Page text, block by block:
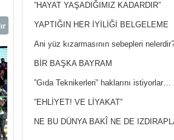
”HAYAT YAŞADIĞIMIZ KADARDIR”
YAPTIĞIN HER İYİLİĞİ BELGELEME
Ani yüz kızarmasının sebepleri
Yanak)
BİR BAŞKA BAYRAM
”Gıda Teknikerleri” haklarını istiyorlar…
”EHLİYET! VE LİYAKAT”
NE BU DÜNYA BAKÎ NE DE